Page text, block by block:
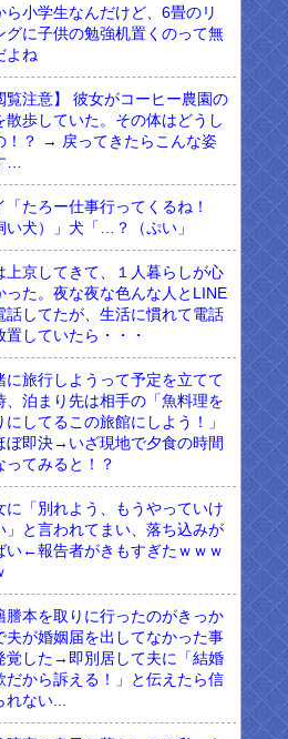
ら小学生なんだけど、6畳のリ
グに子供の勉強机置くのって無
よね
覧注意】 彼女がコーヒー農園の
散歩していた。その体はどうし
！？ → 戻ってきたらこんな姿
…
「たろー仕事行ってくるね！
い犬）」犬「…？（ぷい」
上京してきて、１人暮らしが心
った。夜な夜な色んな人とLINE
話してたが、生活に慣れて電話
置していたら・・・
に旅行しようって予定を立てて
、泊まり先は相手の「魚料理を
にしてるこの旅館にしよう！」
ぼ即決→いざ現地で夕食の時間
ってみると！？
に「別れよう、もうやっていけ
」と言われてまい、落ち込みが
い←報告者がきもすぎたｗｗｗ
謄本を取りに行ったのがきっか
夫が婚姻届を出してなかった事
覚した→即別居して夫に「結婚
だから訴える！」と伝えたら信
れない...